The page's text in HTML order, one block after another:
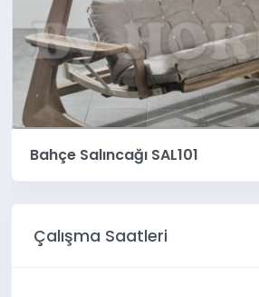
Bahçe Salıncağı SAL101
Çalışma Saatleri